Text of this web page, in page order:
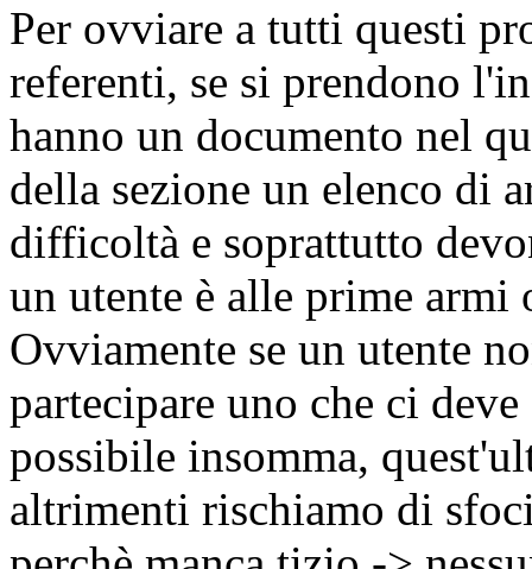
Per ovviare a tutti questi
referenti, se si prendono
hanno un documento nel
della sezione un elenco di
difficoltà e soprattutto
un utente è alle prime armi
Ovviamente se un utente
partecipare uno che ci
possibile insomma,
altrimenti rischiamo di